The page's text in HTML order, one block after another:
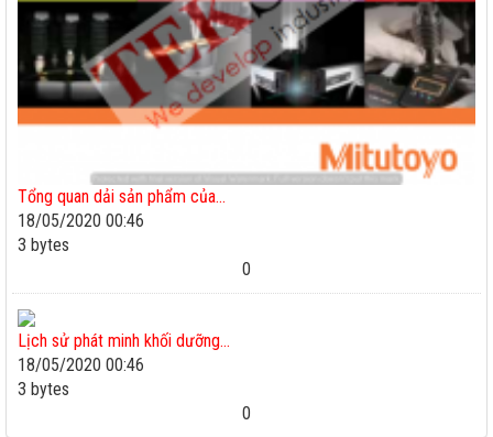
Tổng quan dải sản phẩm của...
18/05/2020 00:46
3 bytes
0
Lịch sử phát minh khối dưỡng...
18/05/2020 00:46
3 bytes
0